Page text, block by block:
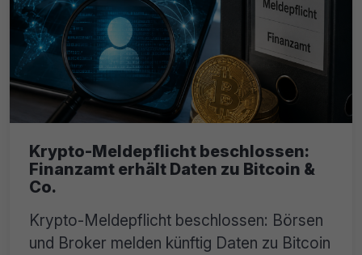
Krypto-Meldepflicht beschlossen:
Finanzamt erhält Daten zu Bitcoin &
Co.
Krypto-Meldepflicht beschlossen: Börsen
und Broker melden künftig Daten zu Bitcoin